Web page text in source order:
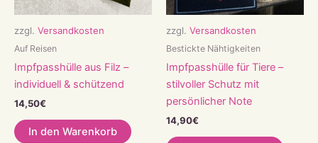
zzgl. Versandkosten
Auf Reisen
Impfpasshülle aus Filz –
individuell & schützend
14,50€
In den Warenkorb
zzgl. Versandkosten
Bestickte Nähtigkeiten
Impfpasshülle für Tiere –
stilvoller Schutz mit
persönlicher Note
14,90€